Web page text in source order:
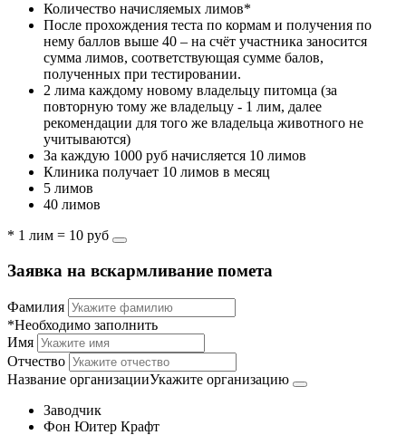
Количество начисляемых лимов*
После прохождения теста по кормам и получения по
нему баллов выше 40 – на счёт участника заносится
сумма лимов, соответствующая сумме балов,
полученных при тестировании.
2 лима каждому новому владельцу питомца (за
повторную тому же владельцу - 1 лим, далее
рекомендации для того же владельца животного не
учитываются)
За каждую 1000 руб начисляется 10 лимов
Клиника получает 10 лимов в месяц
5 лимов
40 лимов
* 1 лим = 10 руб
Заявка на вскармливание помета
Фамилия
*Необходимо заполнить
Имя
Отчество
Название организацииУкажите организацию
Заводчик
Фон Юитер Крафт